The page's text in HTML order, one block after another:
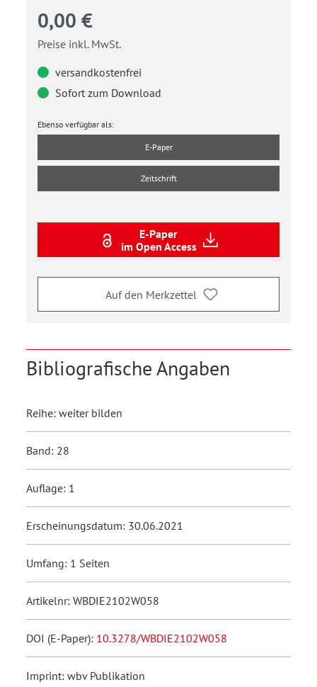
0,00 €
Preise inkl. MwSt.
versandkostenfrei
Sofort zum Download
Ebenso verfügbar als:
E-Paper
Zeitschrift
E-Paper
im Open Access
Auf den Merkzettel
Bibliografische Angaben
Reihe: weiter bilden
Band: 28
Auflage: 1
Erscheinungsdatum: 30.06.2021
Umfang: 1 Seiten
Artikelnr: WBDIE2102W058
DOI (E-Paper): 10.3278/WBDIE2102W058
Imprint: wbv Publikation